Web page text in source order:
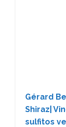
Gérard
Shiraz|
sulfitos